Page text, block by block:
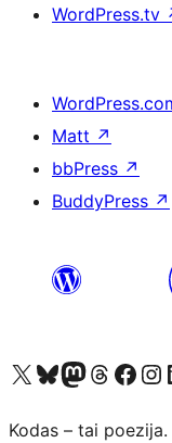
WordPress.tv
Matt ↗
bbPress ↗
BuddyPress ↗
Visit our X (formerly Twitter) account
Apsilankykite mūsų Bluesky paskyroje
Visit our Mastodon account
Apsilankykite mūsų
Visit our Facebook
Visit
Kodas – tai poezija.